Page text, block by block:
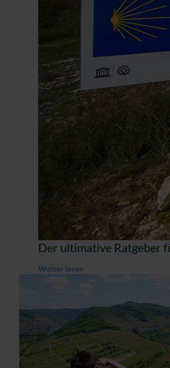
Der ultimative Ratgeber
Weiter lesen